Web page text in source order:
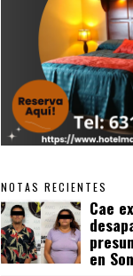
NOTAS RECIENTES
Cae
en